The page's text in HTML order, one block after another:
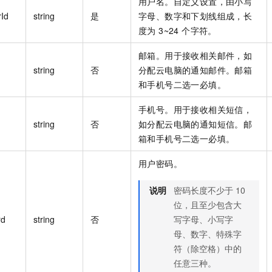
string 是
字母、数字和下划线组成，长
度为 3~24 个字符。
string 否
邮箱。用于接收相关邮件，如
分配云电脑的通知邮件。邮箱
和手机号二选一必填。
string 否
手机号。用于接收相关短信，
如分配云电脑的通知短信。邮
箱和手机号二选一必填。
string 否
用户密码。
说明
密码长度不少于 10
位，且至少包含大
写字母、小写字
母、数字、特殊字
符（除空格）中的
任意三种。